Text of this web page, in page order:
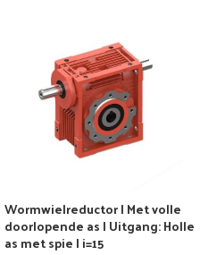
Wormwielreductor | Met volle
doorlopende as | Uitgang: Holle
as met spie | i=15